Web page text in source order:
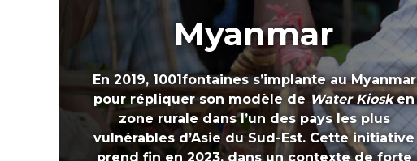
Myanmar
En 2019, 1001fontaines s’implante au Myanmar
pour répliquer son modèle de Water Kiosken
zone rurale dans l’un des pays les plus
vulnérables d’Asie du Sud-Est. Cette initiative
prend fin en 2023, dans un contexte de forte